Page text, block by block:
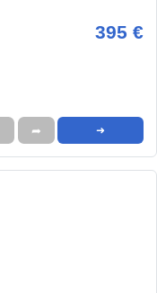
395 €
➦ ➜